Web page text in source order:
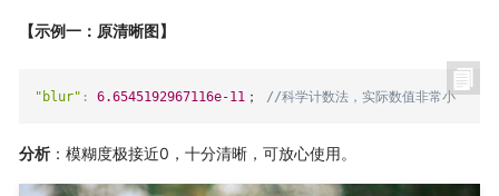
【示例一：原清晰图】
"blur" : 6.6545192967116e-11 ； //科学计数法，实际数值非常小
分析：模糊度极接近0，十分清晰，可放心使用。